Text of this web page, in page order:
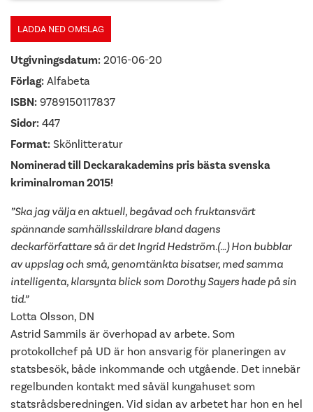
LADDA NED OMSLAG
Utgivningsdatum: 2016-06-20
Förlag: Alfabeta
ISBN: 9789150117837
Sidor: 447
Format: Skönlitteratur
Nominerad till Deckarakademins pris bästa svenska
kriminalroman 2015!
”Ska jag välja en aktuell, begåvad och fruktansvärt
spännande samhällsskildrare bland dagens
deckarförfattare så är det Ingrid Hedström.(…) Hon bubblar
av uppslag och små, genomtänkta bisatser, med samma
intelligenta, klarsynta blick som Dorothy Sayers hade på sin
tid.”
Lotta Olsson, DN
Astrid Sammils är överhopad av arbete. Som
protokollchef på UD är hon ansvarig för planeringen av
statsbesök, både inkommande och utgående. Det innebär
regelbunden kontakt med såväl kungahuset som
statsrådsberedningen. Vid sidan av arbetet har hon en hel